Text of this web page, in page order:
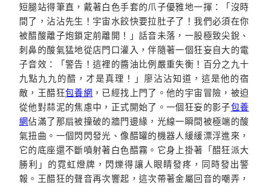
短腿站得筆直，戴著白色手套的爪子優雅地一揮：「沒時
間了，沾沾先生！宇宙水餃快要拉肚子了！我們必須在你
被醋酸離子炮鎖定前離開！」話音未落，一股極致尖銳、
刺鼻的酸氣猛地從店門口灌入，伴隨著一個狂妄自大的電
子音效：「警告！這裡的醬油比例嚴重失衡！百分之九十
九點九九的醋，才是真理！」廖沾沾知道，這是他的宿
敵，王醋狂包養網 ，已經找上門了。他的宇宙冒險，被迫
從他對蒜泥的焦慮中，正式開始了。一個狂妄的影子包養
網佔滿了那扇被撞破的牆門邊緣，光線一瞬間被極端的酸
氣扭曲。一個閃閃發光、像醋罐的機器人緩緩漂浮進來，
它的底座還不斷噴射著白色醋霧。它身上掛著「醋狂派大
勝利」的霓虹燈牌，閃爍得讓人眼睛發疼，同時發出警
報。王醋狂的聲音再次響起，這次帶著金屬回音的嘲弄，